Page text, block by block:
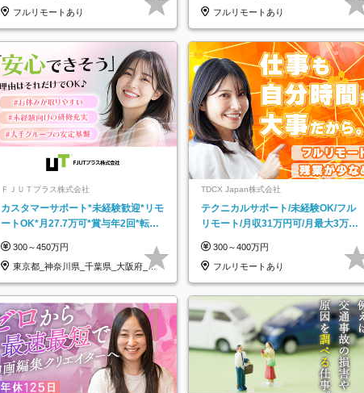
フルリモートあり
フルリモートあり
ＦＪＵＴプラス株式会社
カスタマーサポート*未経験歓迎*リモ
ートOK*月27.7万可*賞与年2回*転勤
300～450万円
東京都_神奈川県_千葉県_大阪府_愛
知県…
TDCX Japan株式会社
テクニカルサポート/未経験OK/フル
リモート/月収31万円可/月最大3万の
300～400万円
フルリモートあり